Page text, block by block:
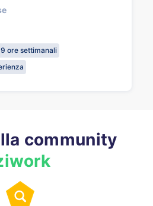
ore settimanali
community